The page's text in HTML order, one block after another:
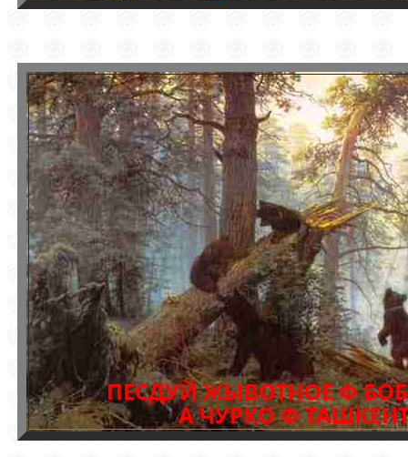
ПЕСДУЙ ЖЫВОТНОЕ Ф
А ЧУРКО Ф